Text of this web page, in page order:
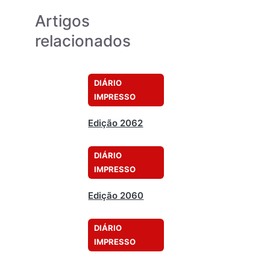
Artigos
relacionados
DIÁRIO
IMPRESSO
Edição 2062
DIÁRIO
IMPRESSO
Edição 2060
DIÁRIO
IMPRESSO